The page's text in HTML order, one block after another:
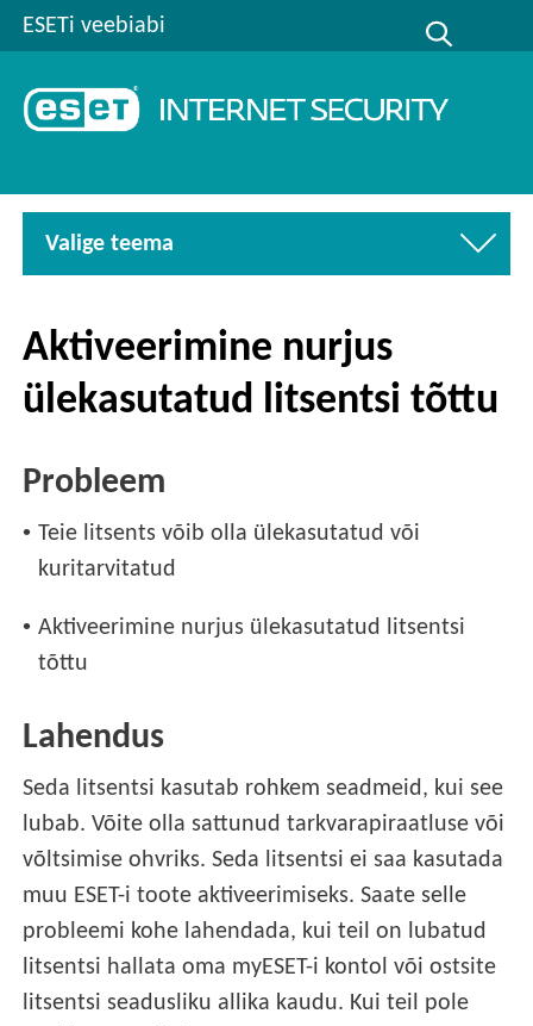
ESETi veebiabi
Valige teema
Aktiveerimine nurjus
ülekasutatud litsentsi tõttu
Probleem
• Teie litsents võib olla ülekasutatud või
kuritarvitatud
• Aktiveerimine nurjus ülekasutatud litsentsi
tõttu
Lahendus
Seda litsentsi kasutab rohkem seadmeid, kui see
lubab. Võite olla sattunud tarkvarapiraatluse või
võltsimise ohvriks. Seda litsentsi ei saa kasutada
muu ESET-i toote aktiveerimiseks. Saate selle
probleemi kohe lahendada, kui teil on lubatud
litsentsi hallata oma myESET-i kontol või ostsite
litsentsi seadusliku allika kaudu. Kui teil pole